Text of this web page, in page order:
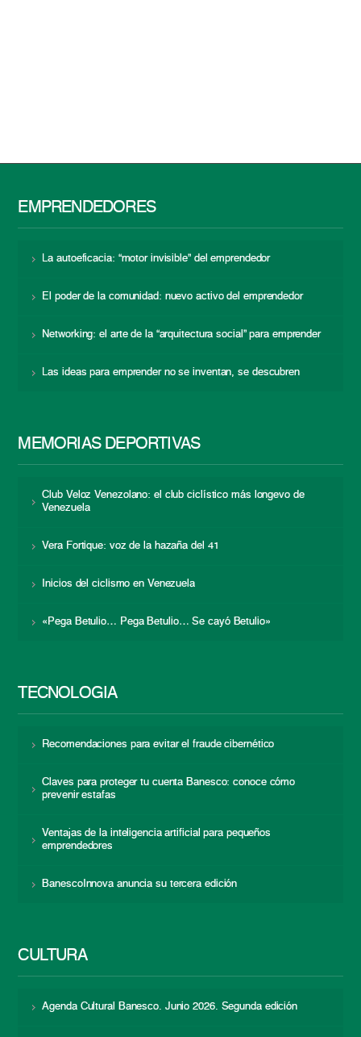
EMPRENDEDORES
La autoeficacia: “motor invisible” del emprendedor
El poder de la comunidad: nuevo activo del emprendedor
Networking: el arte de la “arquitectura social” para emprender
Las ideas para emprender no se inventan, se descubren
MEMORIAS DEPORTIVAS
Club Veloz Venezolano: el club ciclístico más longevo de
Venezuela
Vera Fortique: voz de la hazaña del 41
Inicios del ciclismo en Venezuela
«Pega Betulio… Pega Betulio… Se cayó Betulio»
TECNOLOGÍA
Recomendaciones para evitar el fraude cibernético
Claves para proteger tu cuenta Banesco: conoce cómo
prevenir estafas
Ventajas de la inteligencia artificial para pequeños
emprendedores
BanescoInnova anuncia su tercera edición
CULTURA
Agenda Cultural Banesco. Junio 2026. Segunda edición